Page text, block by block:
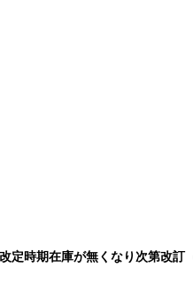
定時期在庫が無くなり次第改訂